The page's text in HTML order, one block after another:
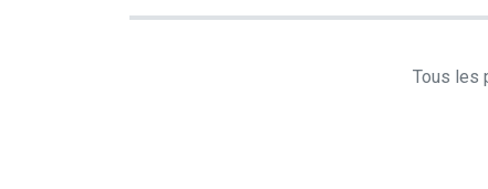
Tous les